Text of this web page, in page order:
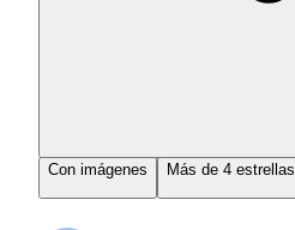
Con imágenes Más de 4 estrellas